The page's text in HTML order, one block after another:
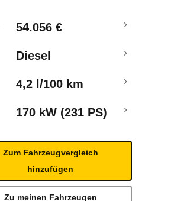
54.056 €
Diesel
4,2 l/100 km
170 kW (231 PS)
Zum Fahrzeugvergleich
hinzufügen
Zu meinen Fahrzeugen